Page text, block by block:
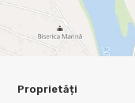
Proprietăți